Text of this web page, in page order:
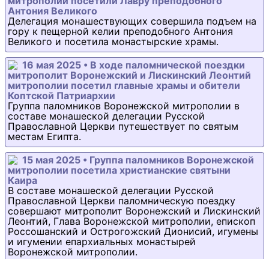
Антония Великого
Делегация монашествующих совершила подъем на
гору к пещерной келии преподобного Антония
Великого и посетила монастырские храмы.
16 мая 2025 • В ходе паломнической поездки
митрополит Воронежский и Лискинский Леонтий
митрополии посетил главные храмы и обители
Коптской Патриархии
Группа паломников Воронежской митрополии в
составе монашеской делегации Русской
Православной Церкви путешествует по святым
местам Египта.
15 мая 2025 • Группа паломников Воронежской
митрополии посетила христианские святыни
Каира
В составе монашеской делегации Русской
Православной Церкви паломническую поездку
совершают митрополит Воронежский и Лискинский
Леонтий, Глава Воронежской митрополии, епископ
Россошанский и Острогожский Дионисий, игумены
и игумении епархиальных монастырей
Воронежской митрополии.